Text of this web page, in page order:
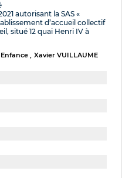
autorisant la SAS «
d’accueil collectif
situé 12 quai Henri IV à
Xavier VUILLAUME